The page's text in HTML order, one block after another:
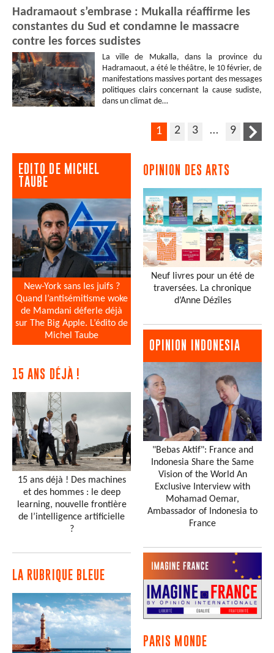
Hadramaout s’embrase : Mukalla réaffirme les
constantes du Sud et condamne le massacre
contre les forces sudistes
La ville de Mukalla, dans la province du
Hadramaout, a été le théâtre, le 10 février, de
manifestations massives portant des messages
politiques clairs concernant la cause sudiste,
dans un climat de…
1 2 3 … 9
EDITO DE MICHEL
TAUBE
New-York sans les juifs ?
Quand l’antisémitisme woke
de Mamdani déferle déjà
sur The Big Apple. L’édito de
Michel Taube
15 ANS DÉJÀ !
15 ans déjà ! Des machines
et des hommes : le deep
learning, nouvelle frontière
de l’intelligence artificielle
?
LA RUBRIQUE BLEUE
OPINION DES ARTS
Neuf livres pour un été de
traversées. La chronique
d’Anne Dézîles
OPINION INDONESIA
"Bebas Aktif": France and
Indonesia Share the Same
Vision of the World An
Exclusive Interview with
Mohamad Oemar,
Ambassador of Indonesia to
France
PARIS MONDE